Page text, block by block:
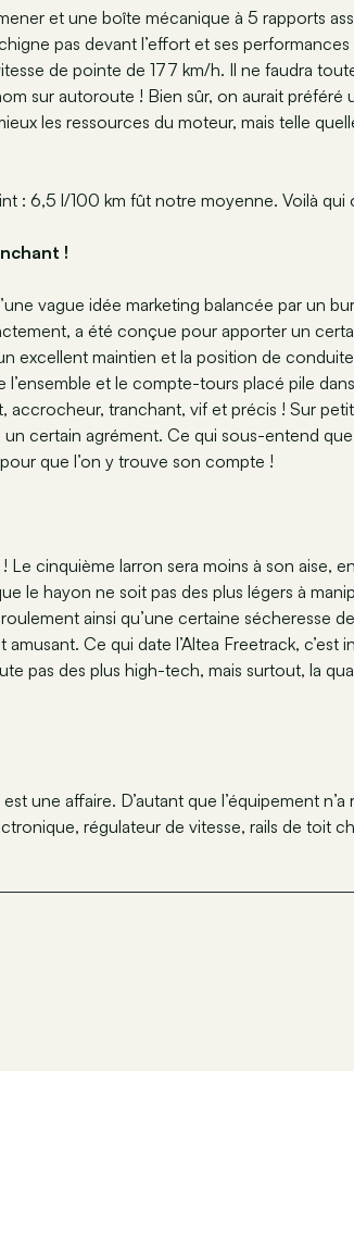
et une boîte mécanique à 5 rapports
pas devant l’effort et ses
de pointe de 177 km/h. Il ne faudra
sur autoroute ! Bien sûr, on aurait préféré
les ressources du moteur, mais telle
: 6,5 l/100 km fût notre moyenne. Voilà
!
vague idée marketing balancée par un
a été conçue pour apporter un
excellent maintien et la position de
l’ensemble et le compte-tours placé pile
accrocheur, tranchant, vif et précis ! Sur
un certain agrément. Ce qui sous-entend
que l’on y trouve son compte !
! Le cinquième larron sera moins à son aise,
le hayon ne soit pas des plus légers à
ainsi qu’une certaine sécheresse
Ce qui date l’Altea Freetrack, c’est
pas des plus high-tech, mais surtout, la
une affaire. D’autant que l’équipement
régulateur de vitesse, rails de toit